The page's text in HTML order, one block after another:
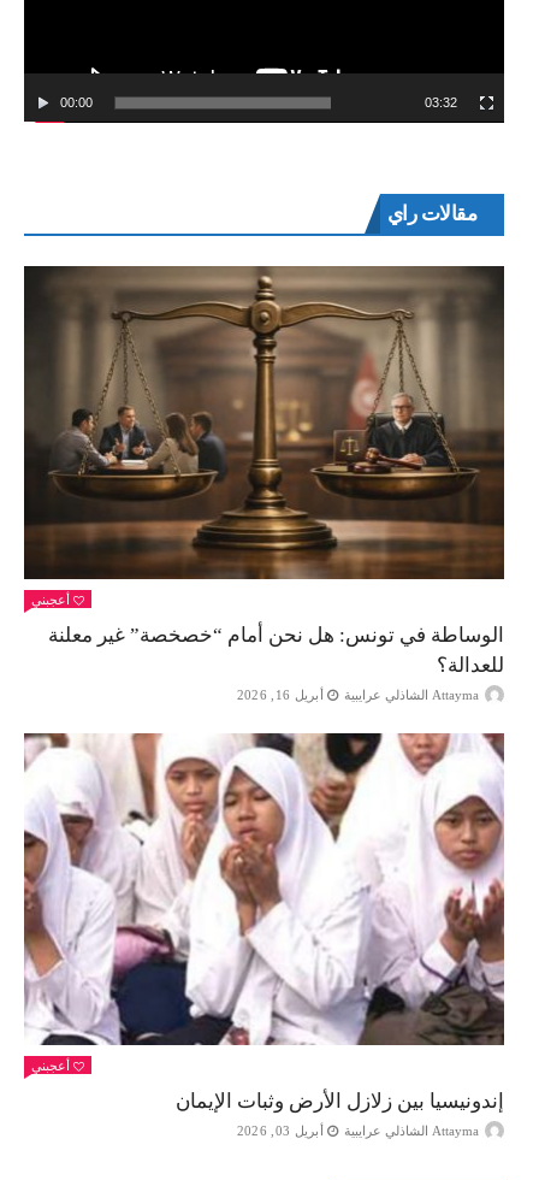
00:00 03:32
مقالات راي
أعجبني
الوساطة في تونس: هل نحن أمام “خصخصة” غير معلنة
للعدالة؟
Attayma الشاذلي عرايبية أبريل 16, 2026
أعجبني
إندونيسيا بين زلازل الأرض وثبات الإيمان
Attayma الشاذلي عرايبية أبريل 03, 2026